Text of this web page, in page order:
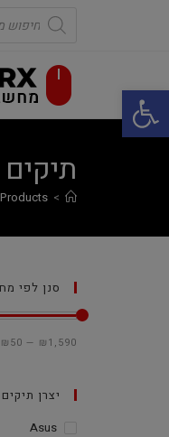
פתח סרגל
Products
search
>
Products
סנן לפי
₪50 — ₪1,590
יצרן תיקים
Asus